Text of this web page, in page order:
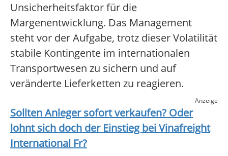
Unsicherheitsfaktor für die
Margenentwicklung. Das Management
steht vor der Aufgabe, trotz dieser Volatilität
stabile Kontingente im internationalen
Transportwesen zu sichern und auf
veränderte Lieferketten zu reagieren.
Anzeige
Sollten Anleger sofort verkaufen? Oder
lohnt sich doch der Einstieg beiVinafreight
International Fr?